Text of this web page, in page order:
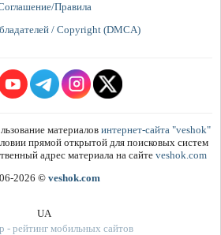
Правила
/ Copyright (DMCA)
материалов интернет-сайта "veshok"
прямой открытой для поисковых систем
адрес материала на сайте veshok.com
2026 © veshok.com
UA